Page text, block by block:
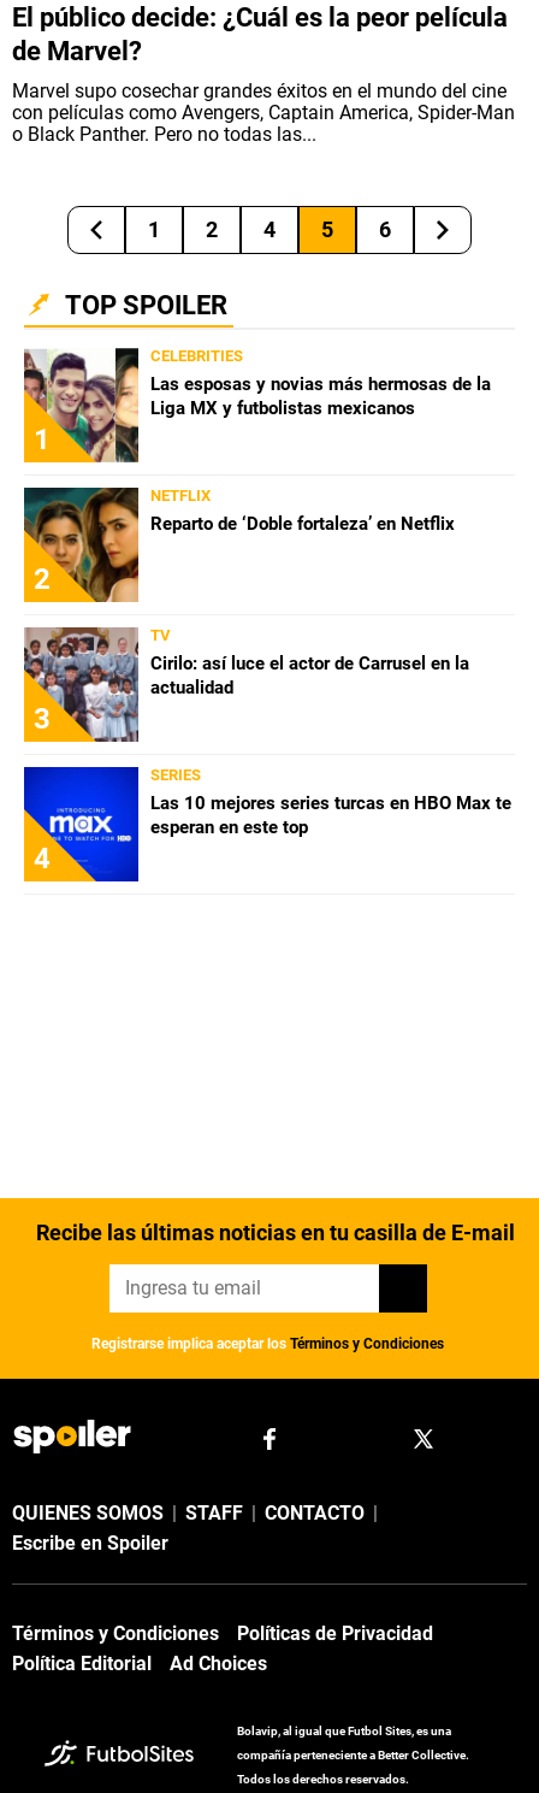
El público decide: ¿Cuál es la peor película
de Marvel?
Marvel supo cosechar grandes éxitos en el mundo del cine
con películas como Avengers, Captain America, Spider-Man
o Black Panther. Pero no todas las...
1 2 4 5 6
TOP SPOILER
1
CELEBRITIES
Las esposas y novias más hermosas de la
Liga MX y futbolistas mexicanos
2
NETFLIX
Reparto de ‘Doble fortaleza’ en Netflix
3
TV
Cirilo: así luce el actor de Carrusel en la
actualidad
4
SERIES
Las 10 mejores series turcas en HBO Max te
esperan en este top
Recibe las últimas noticias en tu casilla de E-mail
Registrarse implica aceptar los Términos y Condiciones
QUIENES SOMOS | STAFF | CONTACTO |
Escribe en Spoiler
Términos y Condiciones
Políticas de Privacidad
Política Editorial
Ad Choices
Bolavip, al igual que Futbol Sites, es una
compañía perteneciente a Better Collective.
Todos los derechos reservados.